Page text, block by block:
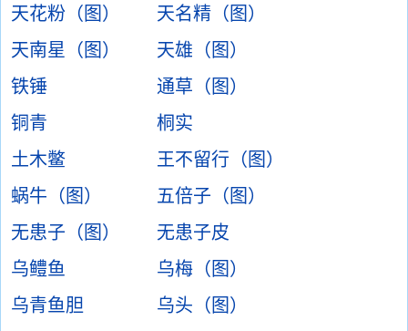
天花粉（图）
天名精（图）
天南星（图）
天雄（图）
铁锤
通草（图）
铜青
桐实
土木鳖
王不留行（图）
蜗牛（图）
五倍子（图）
无患子（图）
无患子皮
乌鳢鱼
乌梅（图）
乌青鱼胆
乌头（图）